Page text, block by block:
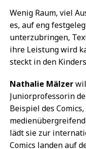
Wenig Raum, viel
es, auf eng
unterzubringen,
ihre Leistung wird
steckt in den
Nathalie Mälzer
Juniorprofessorin
Beispiel des
lädt sie zur
Comics landen auf